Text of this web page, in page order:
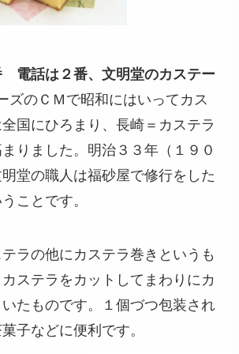
電話は２番、文明堂のカステー
ズのＣＭで昭和にはいってカス
国にひろまり、長崎＝カステラ
りました。明治３３年（１９０
堂の職人は福砂屋で修行をした
ことです。
ラの他にカステラ巻きというも
ステラをカットしてまわりにカ
たものです。１個づつ包装され
子などに便利です。